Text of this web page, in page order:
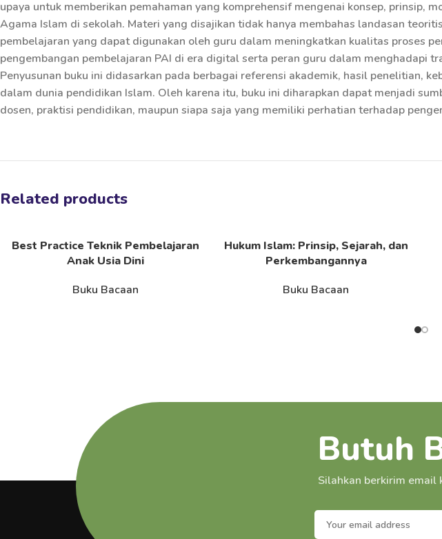
upaya untuk memberikan pemahaman yang komprehensif mengenai konsep, prinsip,
Agama Islam di sekolah. Materi yang disajikan tidak hanya membahas landasan
pembelajaran yang dapat digunakan oleh guru dalam meningkatkan kualitas proses
pengembangan pembelajaran PAI di era digital serta peran guru dalam menghadapi
Penyusunan buku ini didasarkan pada berbagai referensi akademik, hasil penelitian,
dalam dunia pendidikan Islam. Oleh karena itu, buku ini diharapkan dapat menjadi
dosen, praktisi pendidikan, maupun siapa saja yang memiliki perhatian terhadap
Related products
Read More
Best Practice Teknik Pembelajaran
Anak Usia Dini
Buku Bacaan
Read More
Hukum Islam: Prinsip, Sejarah, dan
Perkembangannya
Buku Bacaan
Butuh
Silahkan berkirim email